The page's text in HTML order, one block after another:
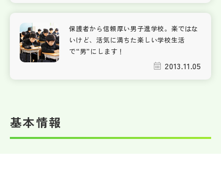
保護者から信頼厚い男子進学校。楽ではな
いけど、活気に満ちた楽しい学校生活
で“男”にします！
2013.11.05
基本情報